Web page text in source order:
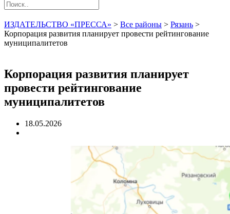
ИЗДАТЕЛЬСТВО «ПРЕССА» > Все районы > Рязань >
Корпорация развития планирует провести рейтингование
муниципалитетов
Корпорация развития планирует
провести рейтингование
муниципалитетов
18.05.2026